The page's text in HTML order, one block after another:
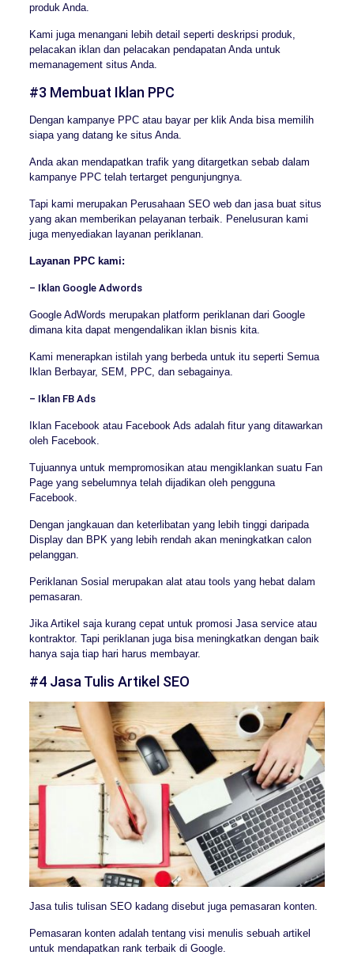
produk Anda.
Kami juga menangani lebih detail seperti deskripsi produk,
pelacakan iklan dan pelacakan pendapatan Anda untuk
memanagement situs Anda.
#3 Membuat Iklan PPC
Dengan kampanye PPC atau bayar per klik Anda bisa memilih
siapa yang datang ke situs Anda.
Anda akan mendapatkan trafik yang ditargetkan sebab dalam
kampanye PPC telah tertarget pengunjungnya.
Tapi kami merupakan Perusahaan SEO web dan jasa buat situs
yang akan memberikan pelayanan terbaik. Penelusuran kami
juga menyediakan layanan periklanan.
Layanan PPC kami:
– Iklan Google Adwords
Google AdWords merupakan platform periklanan dari Google
dimana kita dapat mengendalikan iklan bisnis kita.
Kami menerapkan istilah yang berbeda untuk itu seperti Semua
Iklan Berbayar, SEM, PPC, dan sebagainya.
– Iklan FB Ads
Iklan Facebook atau Facebook Ads adalah fitur yang ditawarkan
oleh Facebook.
Tujuannya untuk mempromosikan atau mengiklankan suatu Fan
Page yang sebelumnya telah dijadikan oleh pengguna
Facebook.
Dengan jangkauan dan keterlibatan yang lebih tinggi daripada
Display dan BPK yang lebih rendah akan meningkatkan calon
pelanggan.
Periklanan Sosial merupakan alat atau tools yang hebat dalam
pemasaran.
Jika Artikel saja kurang cepat untuk promosi Jasa service atau
kontraktor. Tapi periklanan juga bisa meningkatkan dengan baik
hanya saja tiap hari harus membayar.
#4 Jasa Tulis Artikel SEO
Jasa tulis tulisan SEO kadang disebut juga pemasaran konten.
Pemasaran konten adalah tentang visi menulis sebuah artikel
untuk mendapatkan rank terbaik di Google.